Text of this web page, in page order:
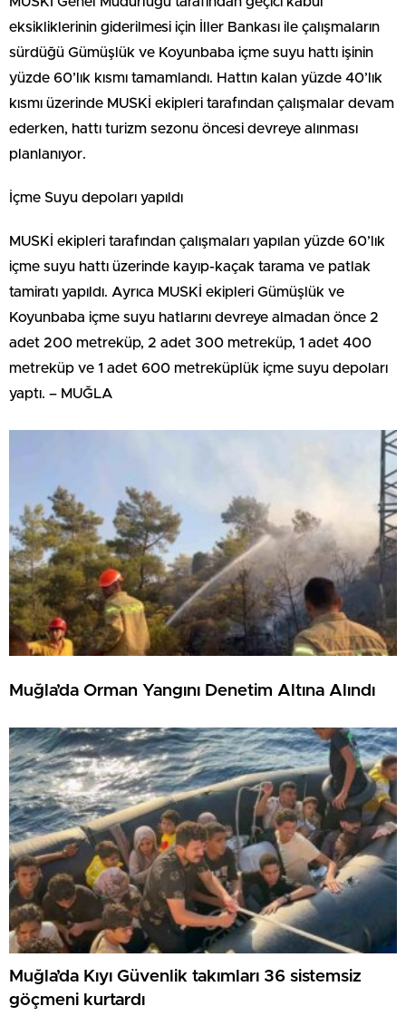
eksikliklerinin giderilmesi için İller Bankası ile çalışmaların
sürdüğü Gümüşlük ve Koyunbaba içme suyu hattı işinin
yüzde 60’lık kısmı tamamlandı. Hattın kalan yüzde 40’lık
kısmı üzerinde MUSKİ ekipleri tarafından çalışmalar devam
ederken, hattı turizm sezonu öncesi devreye alınması
planlanıyor.
İçme Suyu depoları yapıldı
MUSKİ ekipleri tarafından çalışmaları yapılan yüzde 60’lık
içme suyu hattı üzerinde kayıp-kaçak tarama ve patlak
tamiratı yapıldı. Ayrıca MUSKİ ekipleri Gümüşlük ve
Koyunbaba içme suyu hatlarını devreye almadan önce 2
adet 200 metreküp, 2 adet 300 metreküp, 1 adet 400
metreküp ve 1 adet 600 metreküplük içme suyu depoları
yaptı. – MUĞLA
Muğla’da Orman Yangını Denetim Altına Alındı
Muğla’da Kıyı Güvenlik takımları 36 sistemsiz
göçmeni kurtardı